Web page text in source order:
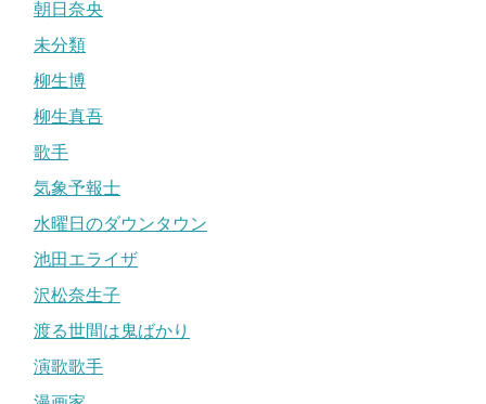
朝日奈央
未分類
柳生博
柳生真吾
歌手
気象予報士
水曜日のダウンタウン
池田エライザ
沢松奈生子
渡る世間は鬼ばかり
演歌歌手